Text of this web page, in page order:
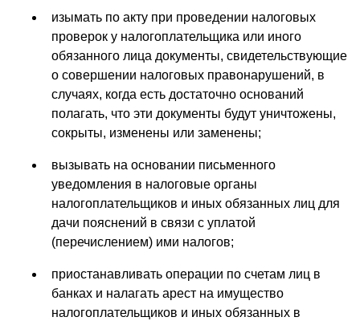
изымать по акту при проведении налоговых
проверок у налогоплательщика или иного
обязанного лица документы, свидетельствующие
о совершении налоговых правонарушений, в
случаях, когда есть достаточно оснований
полагать, что эти документы будут уничтожены,
сокрыты, изменены или заменены;
вызывать на основании письменного
уведомления в налоговые органы
налогоплательщиков и иных обязанных лиц для
дачи пояснений в связи с уплатой
(перечислением) ими налогов;
приостанавливать операции по счетам лиц в
банках и налагать арест на имущество
налогоплательщиков и иных обязанных в